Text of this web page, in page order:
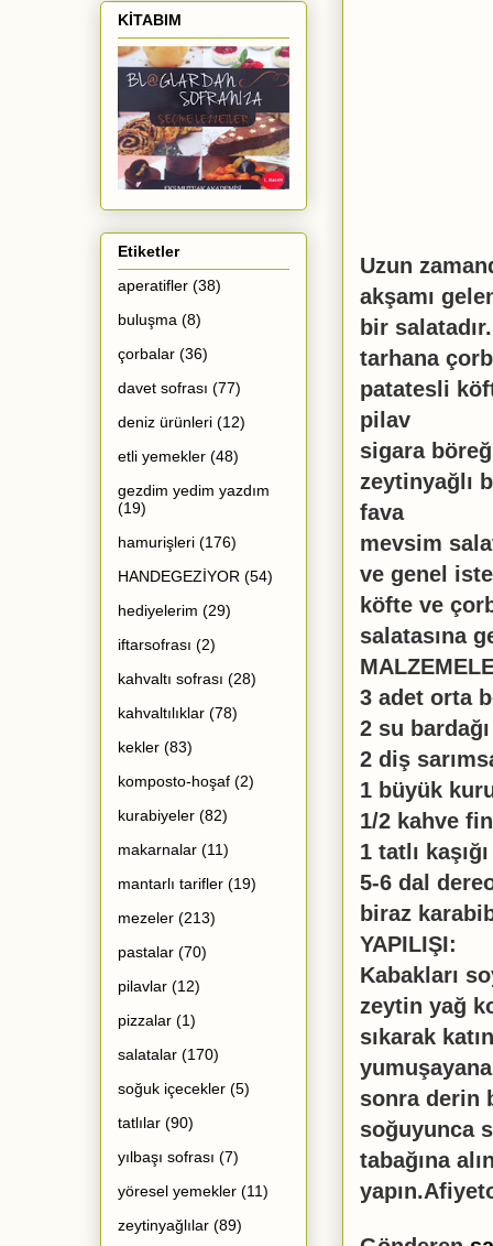
Uzun
akşamı
bir
tarhana
patatesli
pilav
sigara
zeytinyağlı
fava
mevsim
ve genel
köfte ve
salatasına
3 adet orta
2 su
2 diş
1 büyük
1/2 kahve
1 tatlı
5-6 dal
biraz
YAPILIŞI:
Kabakları
zeytin yağ
sıkarak
sonra derin
soğuyunca
tabağına
KİTABIM
Etiketler
aperatifler (38)
buluşma (8)
çorbalar (36)
davet sofrası (77)
deniz ürünleri (12)
etli yemekler (48)
gezdim yedim yazdım
(19)
hamurişleri (176)
HANDEGEZİYOR (54)
hediyelerim (29)
iftarsofrası (2)
kahvaltı sofrası (28)
kahvaltılıklar (78)
kekler (83)
komposto-hoşaf (2)
kurabiyeler (82)
makarnalar (11)
mantarlı tarifler (19)
mezeler (213)
pastalar (70)
pilavlar (12)
pizzalar (1)
salatalar (170)
soğuk içecekler (5)
tatlılar (90)
yılbaşı sofrası (7)
yöresel yemekler (11)
zeytinyağlılar (89)